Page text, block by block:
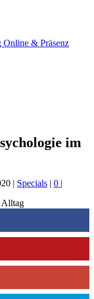
Online & Präsenz
im
| Specials | 0 |